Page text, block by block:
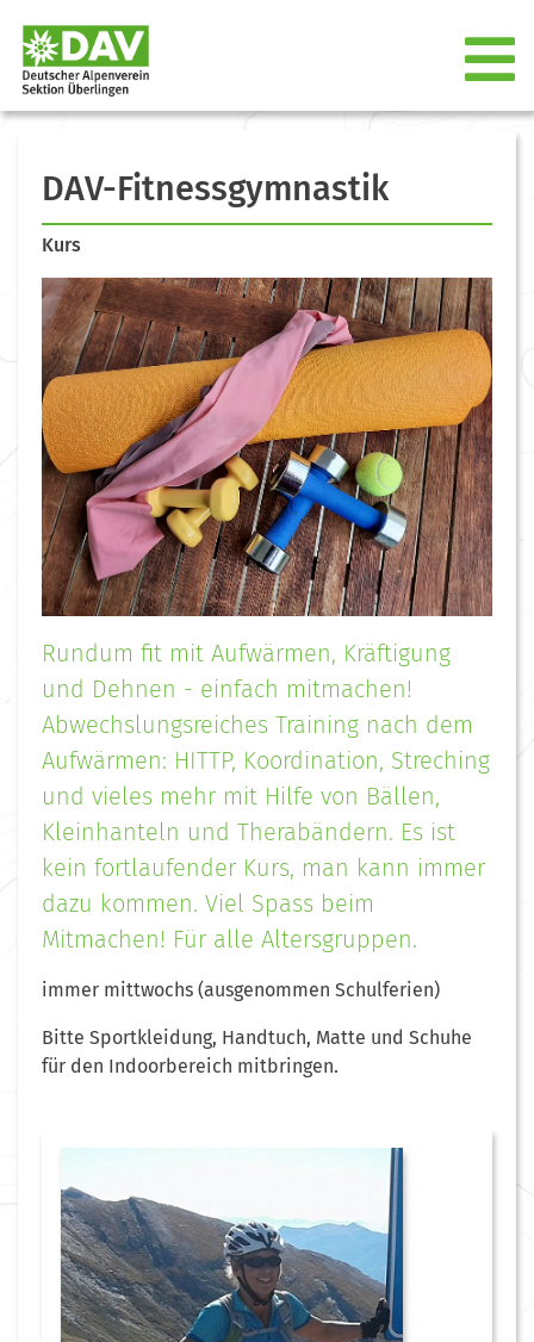
DAV-Fitnessgymnastik
Kurs
Rundum fit mit Aufwärmen, Kräftigung
und Dehnen - einfach mitmachen!
Abwechslungsreiches Training nach dem
Aufwärmen: HITTP, Koordination, Streching
und vieles mehr mit Hilfe von Bällen,
Kleinhanteln und Therabändern. Es ist
kein fortlaufender Kurs, man kann immer
dazu kommen. Viel Spass beim
Mitmachen! Für alle Altersgruppen.
immer mittwochs (ausgenommen Schulferien)
Bitte Sportkleidung, Handtuch, Matte und Schuhe
für den Indoorbereich mitbringen.